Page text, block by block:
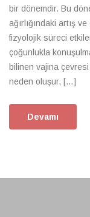
bir dönemdir. Bu
ağırlığındaki artış
fizyolojik süreci
çoğunlukla
bilinen vajina
neden oluşur, […]
Devamı